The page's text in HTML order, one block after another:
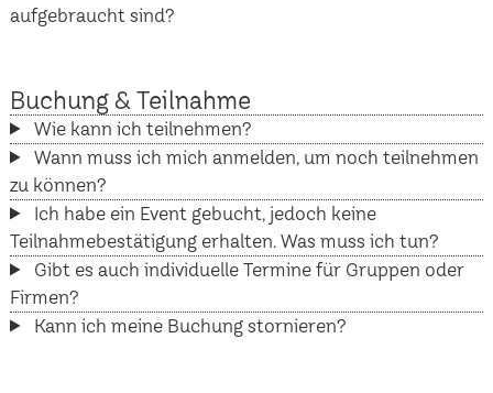
aufgebraucht sind?
Buchung & Teilnahme
Wie kann ich teilnehmen?
Wann muss ich mich anmelden, um noch teilnehmen
zu können?
Ich habe ein Event gebucht, jedoch keine
Teilnahmebestätigung erhalten. Was muss ich tun?
Gibt es auch individuelle Termine für Gruppen oder
Firmen?
Kann ich meine Buchung stornieren?